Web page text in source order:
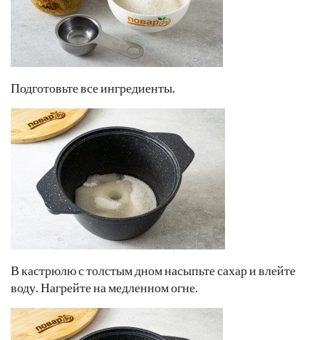
Подготовьте все ингредиенты.
В кастрюлю с толстым дном насыпьте сахар и влейте
воду. Нагрейте на медленном огне.